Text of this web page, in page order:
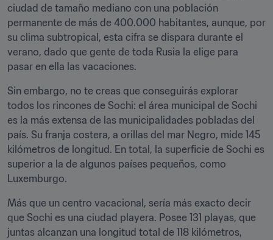
ciudad de tamaño mediano con una población
permanente de más de 400.000 habitantes, aunque, por
su clima subtropical, esta cifra se dispara durante el
verano, dado que gente de toda Rusia la elige para
pasar en ella las vacaciones.
Sin embargo, no te creas que conseguirás explorar
todos los rincones de Sochi: el área municipal de Sochi
es la más extensa de las municipalidades pobladas del
país. Su franja costera, a orillas del mar Negro, mide 145
kilómetros de longitud. En total, la superficie de Sochi es
superior a la de algunos países pequeños, como
Luxemburgo.
Más que un centro vacacional, sería más exacto decir
que Sochi es una ciudad playera. Posee 131 playas, que
juntas alcanzan una longitud total de 118 kilómetros,